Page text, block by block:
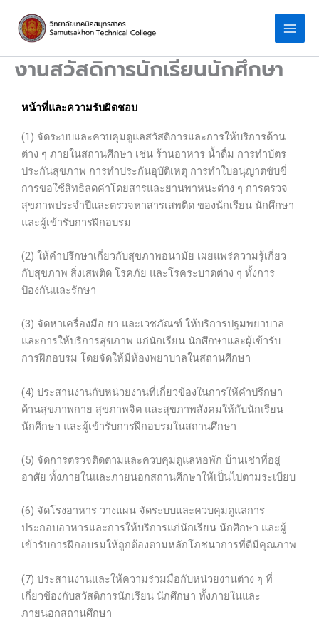
content
งานสวัสดิการนักเรียนนักศึกษา
หน้าที่และความรับผิดชอบ
(1) จัดระบบและควบคุมดูแลสวัสดิการและการให้บริการด้าน
ต่าง ๆ ภายในสถานศึกษา เช่น ร้านอาหาร น้ำดื่ม การทำบัตร
ประกันสุขภาพ การทำประกันอุบัติเหตุ การทำใบอนุญาตขับขี่
การขอใช้สิทธิลดค่าโดยสารและยานพาหนะต่าง ๆ การตรวจ
สุขภาพประจำปีและตรวจหาสารเสพติด ของนักเรียน นักศึกษา
และผู้เข้ารับการฝึกอบรม
(2) ให้คำปรึกษาเกี่ยวกับสุขภาพอนามัย เผยแพร่ความรู้เกี่ยว
กับสุขภาพ สิ่งเสพติด โรคภัย และโรคระบาดต่าง ๆ ทั้งการ
ป้องกันและรักษา
(3) จัดหาเครื่องมือ ยา และเวชภัณฑ์ ให้บริการปฐมพยาบาล
และการให้บริการสุขภาพ แก่นักเรียน นักศึกษาและผู้เข้ารับ
การฝึกอบรม โดยจัดให้มีห้องพยาบาลในสถานศึกษา
(4) ประสานงานกับหน่วยงานที่เกี่ยวข้องในการให้คำปรึกษา
ด้านสุขภาพกาย สุขภาพจิต และสุขภาพสังคมให้กับนักเรียน
นักศึกษา และผู้เข้ารับการฝึกอบรมในสถานศึกษา
(5) จัดการตรวจติดตามและควบคุมดูแลหอพัก บ้านเช่าที่อยู่
อาศัย ทั้งภายในและภายนอกสถานศึกษาให้เป็นไปตามระเบียบ
(6) จัดโรงอาหาร วางแผน จัดระบบและควบคุมดูแลการ
ประกอบอาหารและการให้บริการแก่นักเรียน นักศึกษา และผู้
เข้ารับการฝึกอบรมให้ถูกต้องตามหลักโภชนาการที่ดีมีคุณภาพ
(7) ประสานงานและให้ความร่วมมือกับหน่วยงานต่าง ๆ ที่
เกี่ยวข้องกับสวัสดิการนักเรียน นักศึกษา ทั้งภายในและ
ภายนอกสถานศึกษา